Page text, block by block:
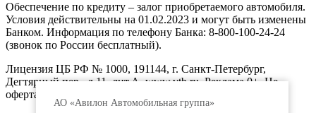
АО «Авилон Автомобильная группа»
Обеспечение по кредиту – залог приобретаемого автомобиля.
Условия действительны на 01.02.2023 и могут быть изменены
Банком. Информация по телефону Банка: 8-800-100-24-24
(звонок по России бесплатный).
Лицензия ЦБ РФ № 1000, 191144, г. Санкт-Петербург,
Дегтярный пер., д.11, лит.А. www.vtb.ru. Реклама 0+. Не
оферта.